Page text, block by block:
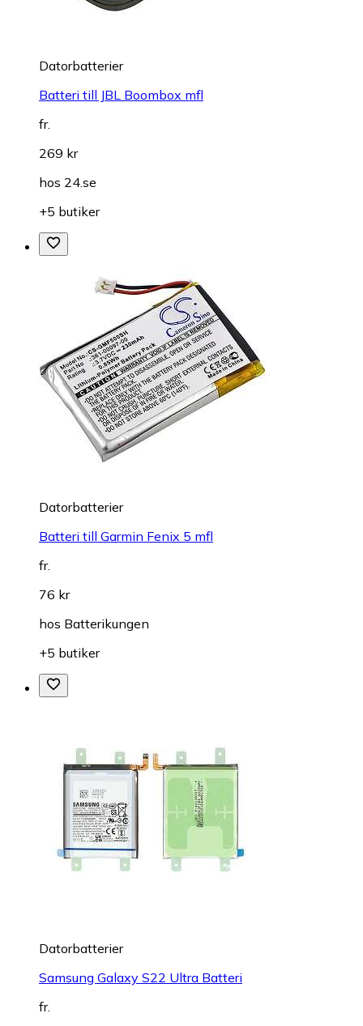
Datorbatterier
Batteri till JBL Boombox mfl
fr.
269 kr
hos 24.se
+5 butiker
Datorbatterier
Batteri till Garmin Fenix 5 mfl
fr.
76 kr
hos Batterikungen
+5 butiker
Datorbatterier
Samsung Galaxy S22 Ultra Batteri
fr.